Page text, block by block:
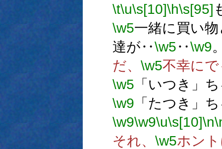
\t\u\s[10]\h\s[95]
\w5一緒に買い
達が‥\w5‥\w9
だ、 \w5不幸に
\w5 「いつき」
\w9 「たつき」
\w9\w9\u\s[10]\n
それ、 \w5ホン